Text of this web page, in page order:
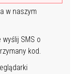
w naszym
SMS o
kod.